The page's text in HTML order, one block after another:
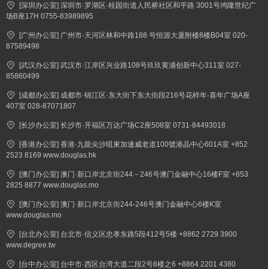
[深圳办公室] 深圳市·罗湖区·桂园街道人民桥社区和平路 3001号鸿隆世纪广
场B座17H 0755-83989895
[广州办公室] 广州市·天河区林和中路188 号恒源大厦附楼8楼B04室 020-
87589498
[武汉办公室] 武汉市·江岸区兴业路108号玖玖黄浦创新中心311室 027-
85860499
[成都办公室] 成都市·锦江区·东大街下东大街段216号花样年·喜年广场A座
407室 028-87071807
[长沙办公室] 长沙市·开福区万达广场C2座508室 0731-84493018
[香港办公室] 香港·九龍尖沙咀東加連威老道100號港晶中心601A室 +852
2523 8169 www.douglas.hk
[澳门办公室] 澳门·新口岸北京街244－246号澳门金融中心16楼F室 +853
2825 8877 www.douglas.mo
[澳门办公室] 澳门·新口岸北京街244-246号澳门金融中心6楼K室
www.douglas.mo
[台北办公室] 台北市·信义区忠孝东路5段412号5楼 +8862 2729 3900
www.degree.tw
[台中办公室] 台中市·西区台湾大道二段2号8楼之6 +8864 2201 4380